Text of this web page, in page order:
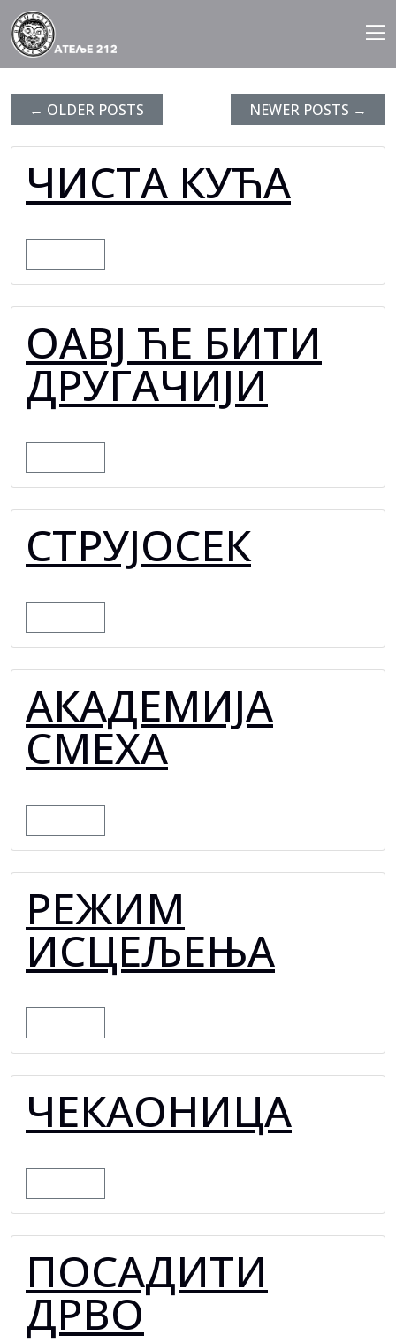
Skip
to
content
BLOG ARCHIVES
← OLDER POSTS NEWER POSTS →
ЧИСТА КУЋА
ОАВЈ ЋЕ БИТИ
ДРУГАЧИЈИ
СТРУЈОСЕК
АКАДЕМИЈА
СМЕХА
РЕЖИМ
ИСЦЕЉЕЊА
ЧЕКАОНИЦА
ПОСАДИТИ
ДРВО